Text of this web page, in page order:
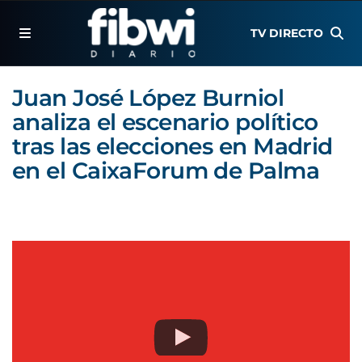
TV DIRECTO
Juan José López Burniol
analiza el escenario político
tras las elecciones en Madrid
en el CaixaForum de Palma